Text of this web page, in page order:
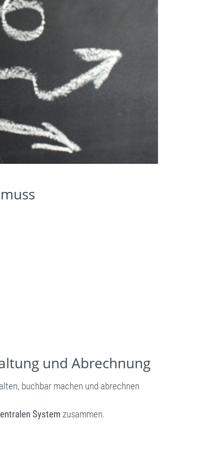
und Abrechnung
buchbar machen und abrechnen
System zusammen.